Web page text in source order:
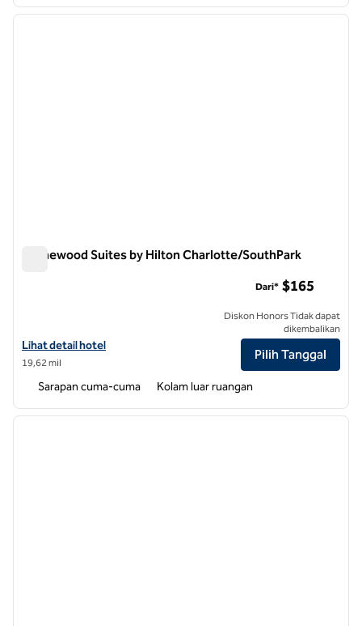
1 dari 12
Homewood Suites by Hilton Charlotte/SouthPark
Lihat detail hotel untuk Homewood Suites by Hilton Charlotte/
Lihat detail hotel
19,62 mil
Dari* $165
Diskon Honors Tidak dapat
dikembalikan
Pilih Tanggal
Sarapan cuma-cuma Kolam luar ruangan
1 dari 12